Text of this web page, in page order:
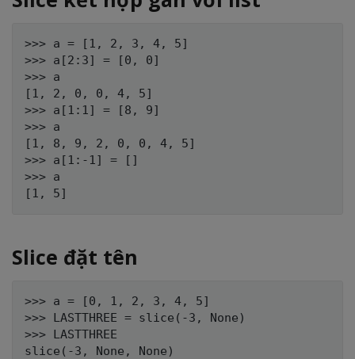
>>> a = [1, 2, 3, 4, 5]
>>> a[2:3] = [0, 0]
>>> a
[1, 2, 0, 0, 4, 5]
>>> a[1:1] = [8, 9]
>>> a
[1, 8, 9, 2, 0, 0, 4, 5]
>>> a[1:-1] = []
>>> a
Slice đặt tên
>>> a = [0, 1, 2, 3, 4, 5]
>>> LASTTHREE = slice(-3, None)
>>> LASTTHREE
slice(-3, None, None)